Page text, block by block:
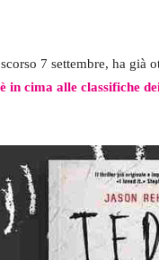
7 settembre, ha già
in cima alle classifiche